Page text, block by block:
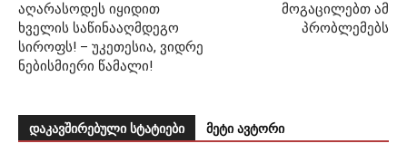
აღარასოდეს იყიდით
ხველის საწინააღმდეგო
სიროფს! – უკეთესია, ვიდრე
ნებისმიერი წამალი!
მოგაცილებთ ამ
პრობლემებს
დაკავშირებული სტატიები მეტი ავტორი